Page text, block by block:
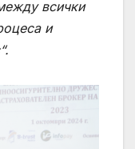
всички
и